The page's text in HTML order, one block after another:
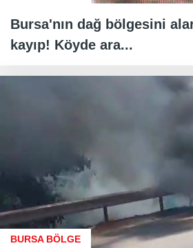
Bursa'nın dağ bölgesini
kayıp! Köyde ara...
BURSA BÖLGE